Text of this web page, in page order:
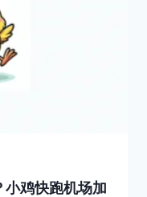
小鸡快跑机场加